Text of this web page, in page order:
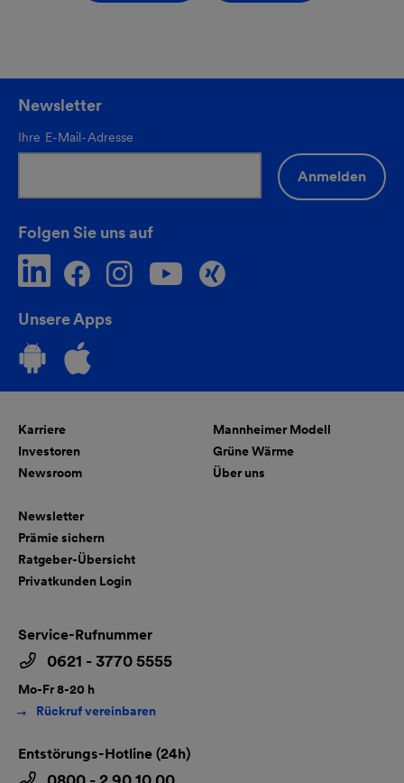
Newsletter
Ihre E-Mail-Adresse
Anmelden
Folgen Sie uns auf
Unsere Apps
Karriere
Investoren
Newsroom
Mannheimer Modell
Grüne Wärme
Über uns
Newsletter
Prämie sichern
Ratgeber-Übersicht
Privatkunden Login
Service-Rufnummer
0621 - 3770 5555
Mo-Fr 8-20 h
Rückruf vereinbaren
Entstörungs-Hotline (24h)